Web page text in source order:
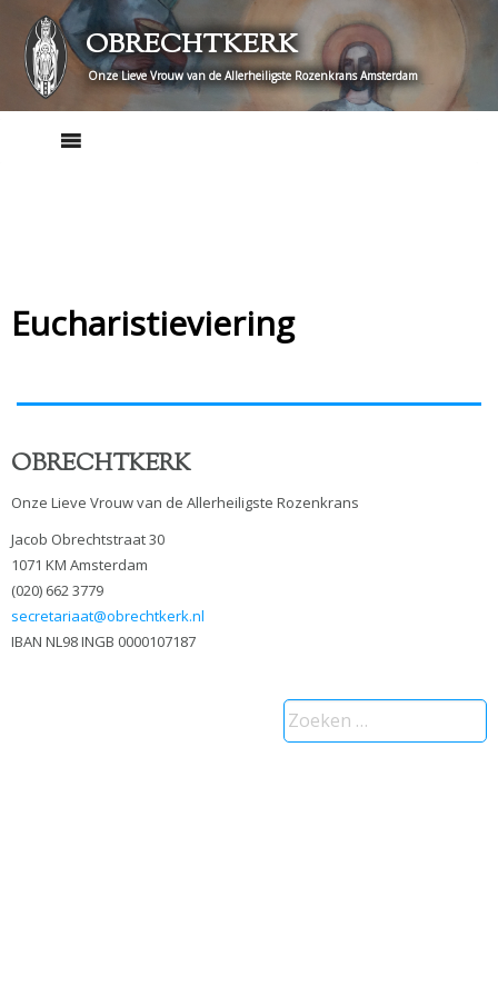
content
OBRECHTKERK
Onze Lieve Vrouw van de Allerheiligste Rozenkrans Amsterdam
Eucharistieviering
OBRECHTKERK
Onze Lieve Vrouw van de Allerheiligste Rozenkrans
Jacob Obrechtstraat 30
1071 KM Amsterdam
(020) 662 3779
secretariaat@obrechtkerk.nl
IBAN NL98 INGB 0000107187
Zoeken
naar: